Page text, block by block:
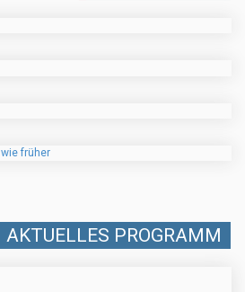
AKTUELLES PROGRAMM